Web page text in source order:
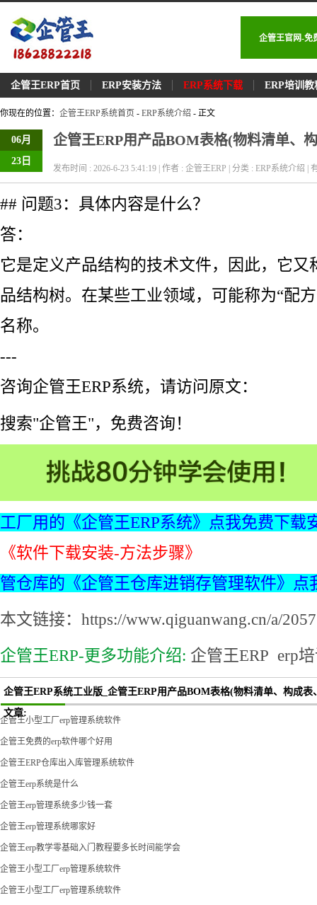
企管王官网-免
企管王ERP首页 ERP安装方法 ERP系统下载 ERP培训教
你现在的位置： 企管王ERP系统首页 - ERP系统介绍 - 正文
06月
23日
企管王ERP用产品BOM表格(物料清单、
发布时间 : 2026-6-23 5:41:19 | 作者 : 企管王ERP | 分类 : ERP系统介绍 |
## 问题3：具体内容是什么？
答：
它是定义产品结构的技术文件，因此，它又
品结构树。在某些工业领域，可能称为“配
名称。
---
咨询企管王ERP系统，请访问原文：
搜索"企管王"，免费咨询！
工厂用的《企管王ERP系统》点我免费下载
《软件下载安装-方法步骤》
管仓库的《企管王仓库进销存管理软件》点
本文链接：https://www.qiguanwang.cn/a/
企管王ERP-更多功能介绍: 企管王ERP erp
企管王ERP系统工业版_企管王ERP用产品BOM表格(物料清单、构成
文章:
企管王小型工厂erp管理系统软件
企管王免费的erp软件哪个好用
企管王ERP仓库出入库管理系统软件
企管王erp系统是什么
企管王erp管理系统多少钱一套
企管王erp管理系统哪家好
企管王erp教学零基础入门教程要多长时间能学会
企管王小型工厂erp管理系统软件
企管王小型工厂erp管理系统软件